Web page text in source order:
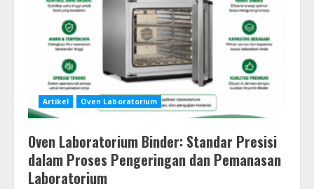
Artikel Oven Laboratorium
Oven Laboratorium Binder: Standar Presisi
dalam Proses Pengeringan dan Pemanasan
Laboratorium